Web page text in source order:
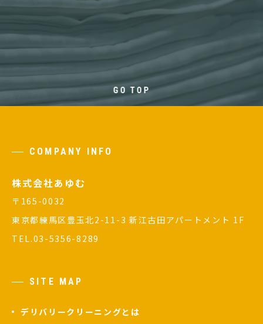
GO TOP
COMPANY INFO
株式会社あゆむ
〒165-0032
東京都練馬区豊玉北2-11-3 新江古田アパートメント 1F
TEL.03-5356-8289
SITE MAP
デリバリークリーニングとは